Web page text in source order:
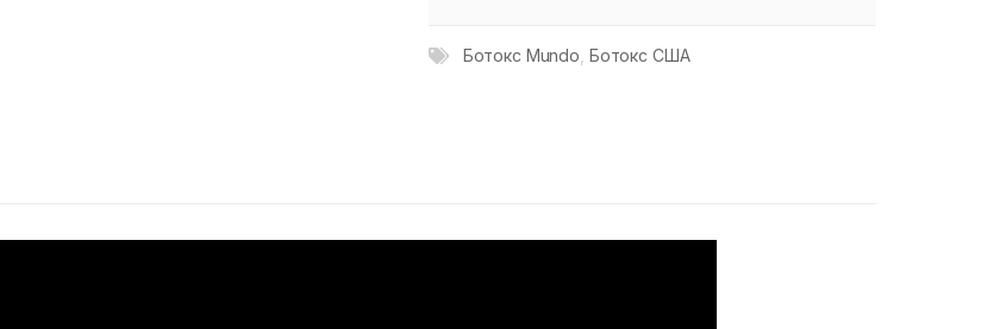
Ботокс Mundo Ботокс США